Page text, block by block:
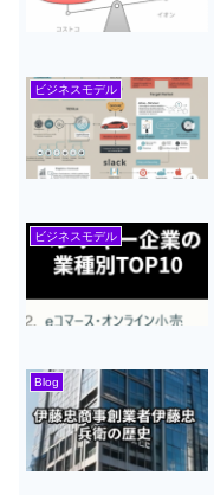
ビジネスモデル
ビジネスモデル
Blog